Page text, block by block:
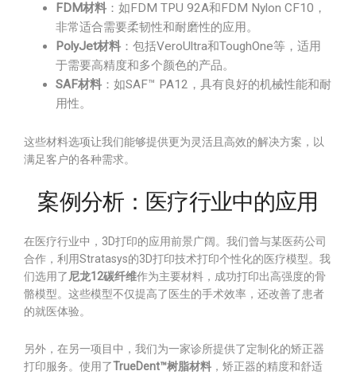
FDM材料 ：如FDM TPU 92A和FDM Nylon CF10，
非常适合需要柔韧性和耐磨性的应用。
PolyJet材料 ：包括VeroUltra和ToughOne等，适用
于需要高精度和多个颜色的产品。
SAF材料 ：如SAF™ PA12，具有良好的机械性能和耐
用性。
这些材料选项让我们能够提供更为灵活且高效的解决方案，以
满足客户的各种需求。
案例分析：医疗行业中的应用
在医疗行业中，3D打印的应用前景广阔。我们曾与某医药公司
合作，利用Stratasys的3D打印技术打印个性化的医疗模型。我
们选用了 尼龙12碳纤维作为主要材料，成功打印出高强度的骨
骼模型。这些模型不仅提高了医生的手术效率，还改善了患者
的就医体验。
另外，在另一项目中，我们为一家诊所提供了定制化的矫正器
打印服务。使用了TrueDent™树脂材料 ，矫正器的精度和舒适